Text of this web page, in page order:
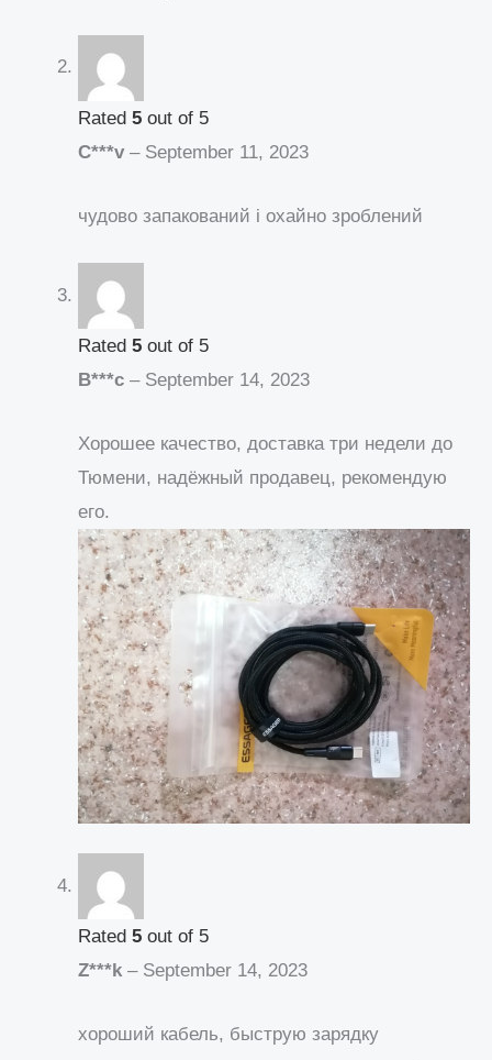
Rated 5 out of 5
C***v – September 11, 2023
чудово запакований і охайно зроблений
Rated 5 out of 5
B***c – September 14, 2023
Хорошее качество, доставка три недели до
Тюмени, надёжный продавец, рекомендую
его.
Rated 5 out of 5
Z***k – September 14, 2023
хороший кабель, быструю зарядку